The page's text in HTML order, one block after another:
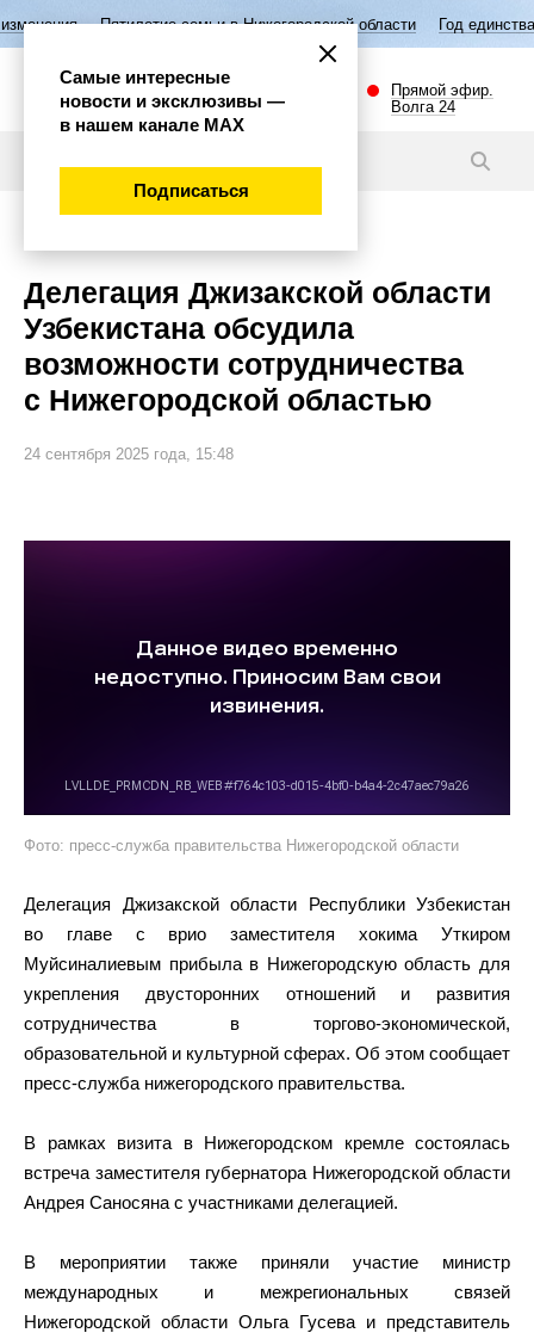
семьи в Нижегородской области Год единства народов
Прямой эфир.
Волга 24
Делегация Джизакской области
Узбекистана обсудила
возможности сотрудничества
с Нижегородской областью
24 сентября 2025 года, 15:48
Фото: пресс-служба правительства Нижегородской области
Делегация Джизакской области Республики Узбекистан
во главе с врио заместителя хокима Уткиром
Муйсиналиевым прибыла в Нижегородскую область для
укрепления двусторонних отношений и развития
сотрудничества в торгово-экономической,
образовательной и культурной сферах. Об этом сообщает
пресс-служба нижегородского правительства.
В рамках визита в Нижегородском кремле состоялась
встреча заместителя губернатора Нижегородской области
Андрея Саносяна с участниками делегацией.
В мероприятии также приняли участие министр
международных и межрегиональных связей
Нижегородской области Ольга Гусева и представитель
Самые интересные
новости и эксклюзивы —
в нашем канале МАХ
Подписаться